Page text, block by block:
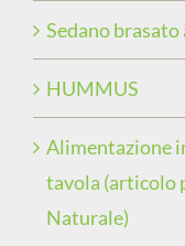
Sedano
HUMMUS
Alimentazione
tavola (articolo
Naturale)